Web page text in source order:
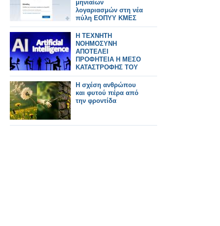
μηνιαίων
λογαριασμών στη νέα
πύλη ΕΟΠΥΥ ΚΜΕΣ
Η ΤΕΧΝΗΤΗ
ΝΟΗΜΟΣΥΝΗ
ΑΠΟΤΕΛΕΙ
ΠΡΟΦΗΤΕΙΑ Η ΜΕΣΟ
ΚΑΤΑΣΤΡΟΦΗΣ ΤΟΥ
ΑΝΘΡΩΠΟΥ;
Η σχέση ανθρώπου
και φυτού πέρα από
την φροντίδα